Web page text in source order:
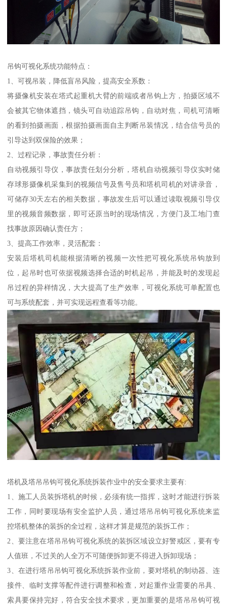
吊钩可视化系统功能特点：
1、可视吊装，降低盲吊风险，提高安全系数：
将摄像机安装在塔式起重机大臂的前端或者吊钩上方，拍摄区域不
会被其它物体遮挡，镜头可自动追踪吊钩，自动对焦，司机可清晰
的看到拍摄画面，根据拍摄画面自主判断吊装情况，结合信号员的
引导达到双保险的效果；
2、过程记录，事故责任分析：
自动视频引导仪，事故责任划分分析，塔机自动视频引导仪实时储
存球形摄像机采集到的视频信号及售号员和塔机司机的对讲录音，
可储存30天左右的相关数据，事故发生后可以通过读取视频引导仪
里的视频音频数据，即可还原当时的现场情况，方便门及工地门查
找事故原因确认责任方；
3、提高工作效率，灵活配套：
安装后塔机司机能根据清晰的视频一次性把可视化系统吊钩放到
位，起吊时也可依据视频选择合适的时机起吊，并能及时的发现起
吊过程的异样情况，大大提高了生产效率，可视化系统可单配置也
可与系统配套，并可实现远程查看等功能。
塔机及塔吊吊钩可视化系统拆装作业中的安全要求主要有:
1、施工人员装拆塔机的时候，必须有统一指挥，这时才能进行拆装
工作，同时要现场有安全监护人员，通过塔吊吊钩可视化系统来监
控塔机整体的装拆的全过程，这样才算是规范的装拆工作；
2、要注意在塔吊吊钩可视化系统的装拆区域设立好警戒区，要有专
人值班，不过关的人全万不可随便拆卸更不得进入拆卸现场；
3、在进行塔吊吊钩可视化系统拆装作业前，要对塔机的制动器、连
接件、临时支撑等配件进行调整和检查，对起重作业需要的吊具、
索具要保持完好，符合安全技术要求，更加重要的是塔吊吊钩可视